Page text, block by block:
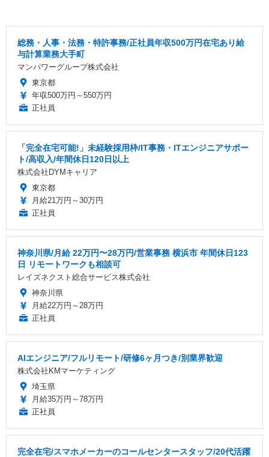
総務・人事・法務・特許事務/正社員年収500万円在宅あり給
与計算業務大手町
マンパワーグループ株式会社
東京都
年収500万円～550万円
正社員
「完全在宅可能!」未経験採用枠/IT事務・ITエンジニアサポー
ト/高収入/年間休日120日以上
株式会社DYMキャリア
東京都
月給21万円～30万円
正社員
神奈川県/月給 22万円〜28万円/営業事務 横浜市 年間休日123
日 リモートワークも相談可
レイズネクスト総合サービス株式会社
神奈川県
月給22万円～28万円
正社員
AIエンジニア/フルリモート/研修6ヶ月つき/別業界歓迎
株式会社KMマーケティング
埼玉県
月給35万円～78万円
正社員
完全在宅/スマホメーカーのコールセンタースタッフ/20代活躍